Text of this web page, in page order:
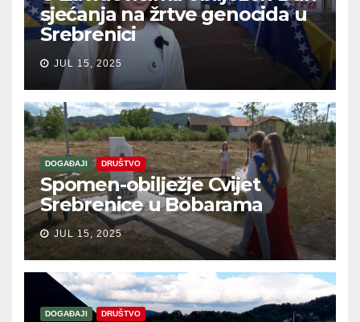
sjećanja na žrtve genocida u
Srebrenici
JUL 15, 2025
DOGAĐAJI DRUŠTVO
Spomen-obilježje Cvijet
Srebrenice u Bobarama
JUL 15, 2025
DOGAĐAJI DRUŠTVO